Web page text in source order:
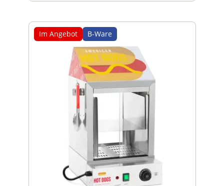
Im Angebot B-Ware